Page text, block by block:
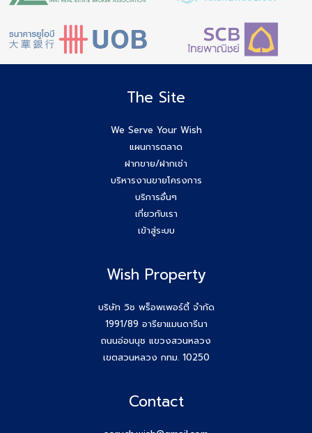
The Site
We Serve Your Wish
แผนการตลาด
ฝากขาย/ฝากเช่า
บริหารงานขายโครงการ
บริการอื่นๆ
เกี่ยวกับเรา
เข้าสู่ระบบ
Wish Property
บริษัท วิช พร็อพเพอร์ตี้ จำกัด
1991/89 อารียาแมนดารีนา
ถนนอ่อนนุช แขวงสวนหลวง
เขตสวนหลวง กทม. 10250
Contact